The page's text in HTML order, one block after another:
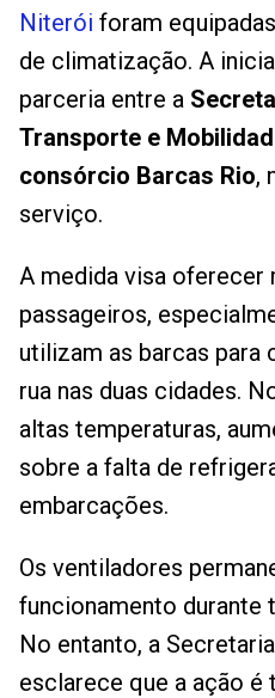
Niterói foram
de climatização. A
parceria entre a
Transporte e
consórcio Barcas Rio,
serviço.
A medida visa
passageiros,
utilizam as barcas para
rua nas duas cidades.
altas temperaturas,
sobre a falta de
embarcações.
Os ventiladores
funcionamento durante
No entanto, a
esclarece que a ação é